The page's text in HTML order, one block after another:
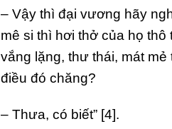
– Vậy thì đại vương hãy
mê si thì hơi thở của họ
vắng lặng, thư thái, mát
điều đó chăng?
– Thưa, có biết” [4].